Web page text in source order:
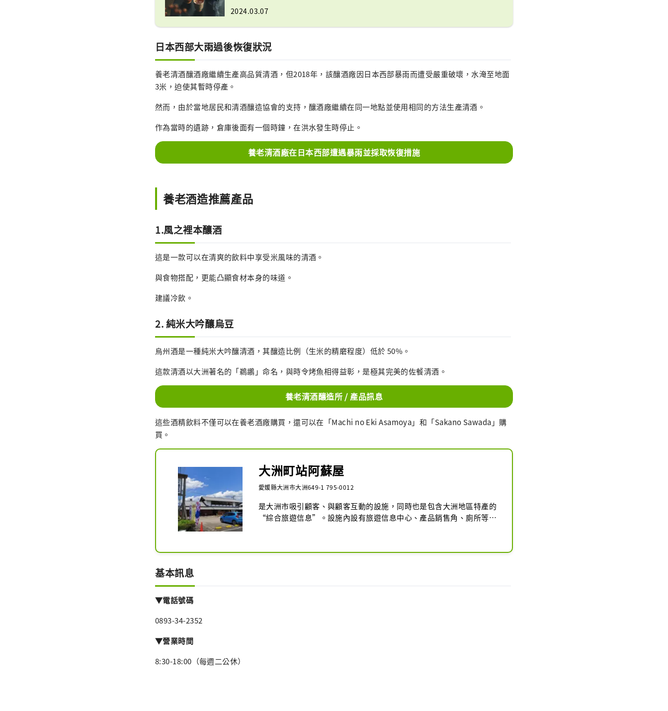
2024.03.07
日本西部大雨過後恢復狀況
養老清酒釀酒廠繼續生產高品質清酒，但2018年，該釀酒廠因日本西部暴雨而遭受嚴重破壞，水淹至地面
3米，迫使其暫時停產。
然而，由於當地居民和清酒釀造協會的支持，釀酒廠繼續在同一地點並使用相同的方法生產清酒。
作為當時的遺跡，倉庫後面有一個時鐘，在洪水發生時停止。
養老清酒廠在日本西部遭遇暴雨並採取恢復措施
養老酒造推薦產品
1.風之裡本釀酒
這是一款可以在清爽的飲料中享受米風味的清酒。
與食物搭配，更能凸顯食材本身的味道。
建議冷飲。
2. 純米大吟釀烏豆
烏州酒是一種純米大吟釀清酒，其釀造比例（生米的精磨程度）低於 50%。
這款清酒以大洲著名的「鵜鶘」命名，與時令烤魚相得益彰，是極其完美的佐餐清酒。
養老清酒釀造所 / 產品訊息
這些酒精飲料不僅可以在養老酒廠購買，還可以在「Machi no Eki Asamoya」和「Sakano Sawada」購
買。
大洲町站阿蘇屋
愛媛縣大洲市大洲649-1 795-0012
是大洲市吸引顧客、與顧客互動的設施，同時也是包含大洲地區特產的
“綜合旅遊信息”。設施內設有旅遊信息中心、產品銷售角、廁所等，
基本訊息
▼電話號碼
0893-34-2352
▼營業時間
8:30-18:00（每週二公休）